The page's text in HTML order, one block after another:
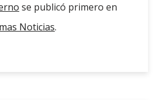
se publicó primero en
Noticias.